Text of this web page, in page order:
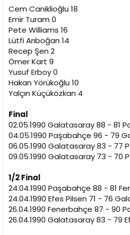
Cem Caniklioğlu 18
Emir Turam 0
Pete Williams 16
Lütfi Arıboğan 14
Recep Şen 2
Ömer Kart 9
Yusuf Erboy 0
Hakan Yörükoğlu 10
Yalçın Küçüközkan 4
Final
02.05.1990 Galatasaray 88 - 81
04.05.1990 Paşabahçe 96 - 79
06.05.1990 Galatasaray 83 - 77
09.05.1990 Galatasaray 73 - 70
1/2 Final
24.04.1990 Paşabahçe 88 - 81
24.04.1990 Efes Pilsen 71 - 76
26.04.1990 Fenerbahçe 87 - 90
26.04.1990 Galatasaray 83 - 79